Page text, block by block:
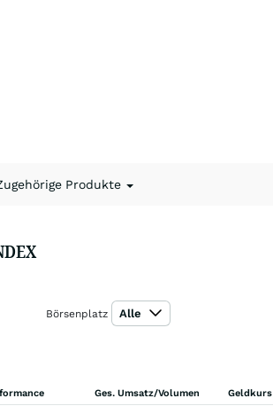
Produkte
Börsenplatz Alle
Ges. Umsatz/Volumen Geldkurs